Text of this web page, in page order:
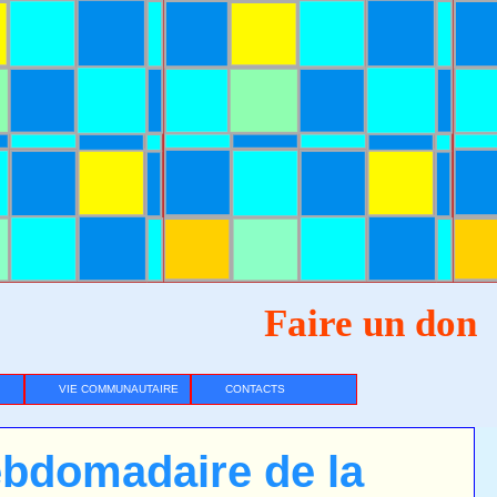
Faire un don
VIE COMMUNAUTAIRE CONTACTS
de la